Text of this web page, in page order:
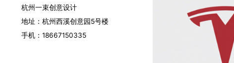
杭州一束创意设计
地址：杭州西溪创意园5号楼
手机：18667150335